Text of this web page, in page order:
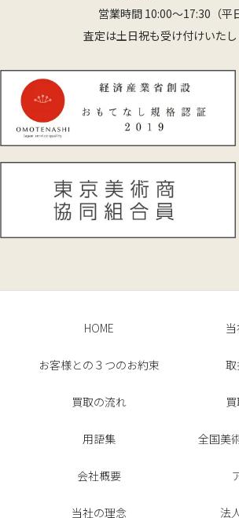
営業時間 10:00〜17:30（平
査定は土日祝も受け付けいたし
HOME
お客様との３つのお約束
買取の流れ
用語集 全国美
会社概要
当社の理念 法